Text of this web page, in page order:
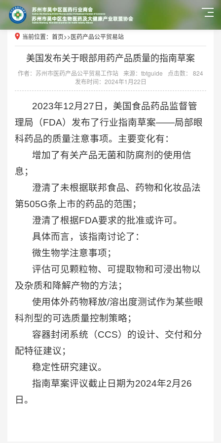
当前位置： 首页>>医药产品公平贸易站
美国发布关于眼部用药产品质量的指南草案
作者：苏州市医药产品公平贸易工作站 来源：tbtguide
点击数： 824
发布时间：2024年1月22日
2023年12月27日，美国食品药品监督管
理局（FDA）发布了行业指南草案——局部眼
科药品的质量注意事项。主要变化有：
增加了有关产品无菌和防腐剂的使用信
息；
澄清了未根据联邦食品、药物和化妆品法
第505G条上市的药品的范围；
澄清了根据FDA要求的批准或许可。
具体而言，该指南讨论了：
微生物学注意事项；
评估可见颗粒物、可提取物和可浸出物以
及杂质和降解产物的方法；
使用体外药物释放/溶出度测试作为某些眼
科剂型的可选质量控制策略；
容器封闭系统（CCS）的设计、交付和分
配特征建议；
稳定性研究建议。
指南草案评议截止日期为2024年2月26
日。